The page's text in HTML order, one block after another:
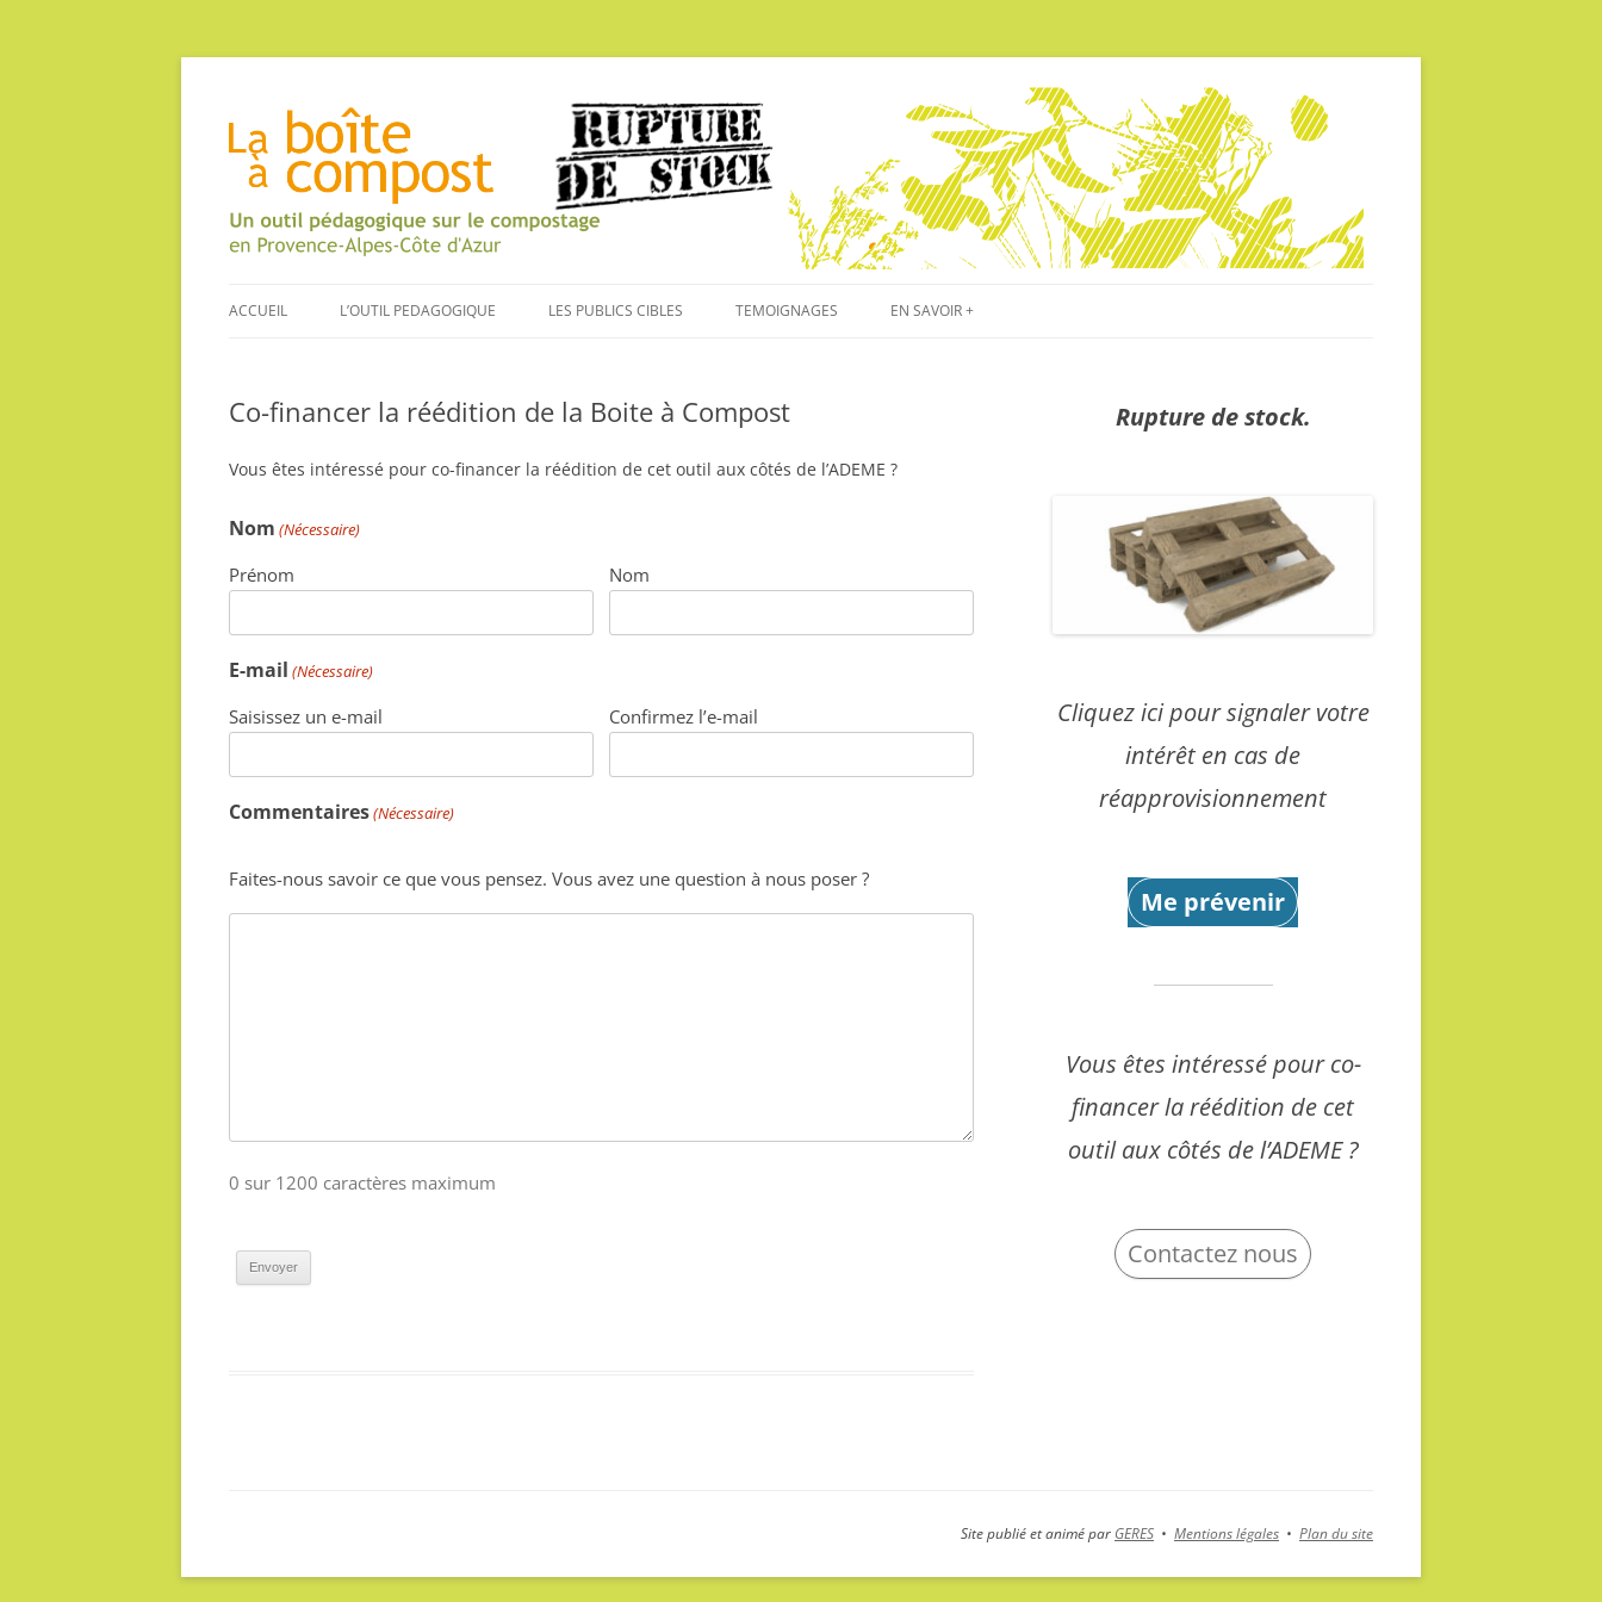
au
ACCUEIL L’OUTIL PEDAGOGIQUE
LA DÉMARCHE
LA CAMPAGNE D’ANIMATION
LES PUBLICS CIBLES
CENTRE DE LOISIRS
GRAND PUBLIC
TEMOIGNAGES EN SAVOIR +
Co-financer la réédition de la Boite à Compost
Vous êtes intéressé pour co-financer la réédition de cet outil aux côtés de l’ADEME ?
Nom (Nécessaire)
Prénom Nom
E-mail (Nécessaire)
Saisissez un e-mail Confirmez l’e-mail
Commentaires(Nécessaire)
Faites-nous savoir ce que vous pensez. Vous avez une question à nous poser ?
0 sur 1200 caractères maximum
Rupture de stock.
Cliquez ici pour signaler votre
intérêt en cas de
réapprovisionnement
Me prévenir
Vous êtes intéressé pour co-
financer la réédition de cet
outil aux côtés de l’ADEME ?
Contactez nous
Site publié et animé par GERES • Mentions légales • Plan du site